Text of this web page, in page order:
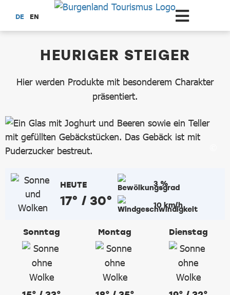
Zum Hauptinhalt springen
DE EN
HEURIGER STEIGER
Hier werden Produkte mit besonderem Charakter
präsentiert.
HEUTE
17° / 30°
3 %
10 km/h
Sonntag Montag Dienstag